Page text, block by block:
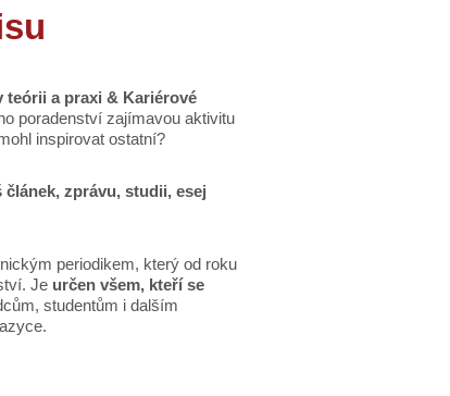
teórii a praxi & Kariérové
poradenství zajímavou aktivitu
inspirovat ostatní?
článek, zprávu, studii, esej
periodikem, který od roku
Je určen všem, kteří se
studentům i dalším